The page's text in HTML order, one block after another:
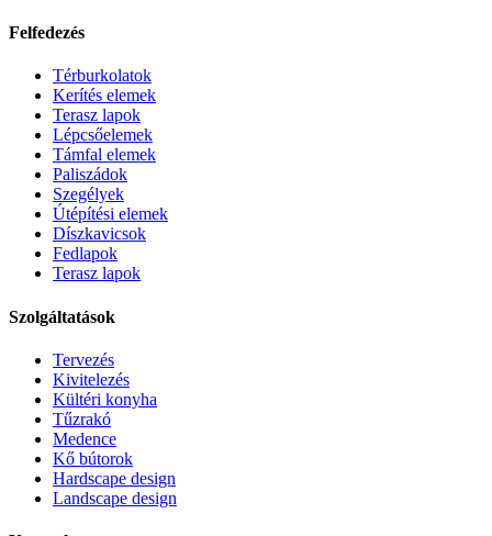
Felfedezés
Térburkolatok
Kerítés elemek
Terasz lapok
Lépcsőelemek
Támfal elemek
Paliszádok
Szegélyek
Útépítési elemek
Díszkavicsok
Fedlapok
Terasz lapok
Szolgáltatások
Tervezés
Kivitelezés
Kültéri konyha
Tűzrakó
Medence
Kő bútorok
Hardscape design
Landscape design